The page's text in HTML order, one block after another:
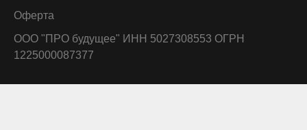
Оферта
ООО "ПРО будущее" ИНН 5027308553 ОГРН
1225000087377